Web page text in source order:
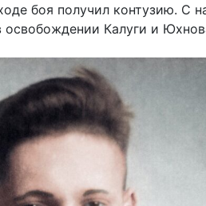
боя получил контузию. С
освобождении Калуги и